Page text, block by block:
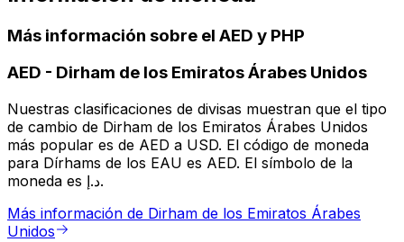
Más información sobre el AED y PHP
AED - Dirham de los Emiratos Árabes Unidos
Nuestras clasificaciones de divisas muestran que el tipo
de cambio de Dirham de los Emiratos Árabes Unidos
más popular es de AED a USD. El código de moneda
para Dírhams de los EAU es AED. El símbolo de la
moneda es د.إ.
Más información de Dirham de los Emiratos Árabes
Unidos